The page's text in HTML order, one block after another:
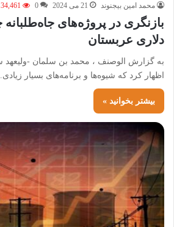
محمد امین بیجنوند 21 می 2024 0
34,461
بازنگری در پروژه‌های جاه‌طلبانه
دلاری عربستان
اظهار کرد که شیوه‌ها و برنامه‌های بسیار
بیشتر بخوانید »